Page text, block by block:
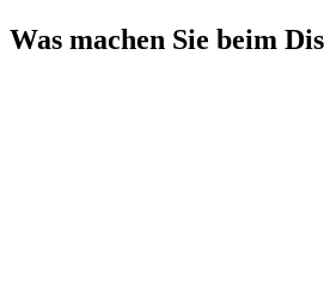
Was machen Sie beim